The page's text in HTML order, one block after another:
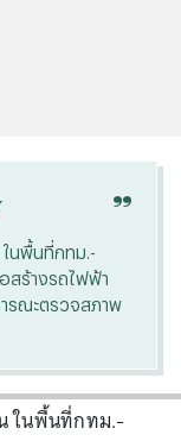
“
นพื้นที่กทม.-
สร้างรถไฟฟ้า
รณะตรวจสภาพ
ในพื้นที่กทม.-